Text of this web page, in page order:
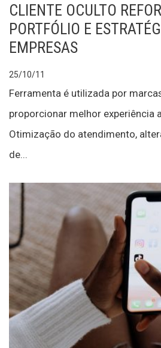
CLIENTE OCULTO
PORTFÓLIO E
EMPRESAS
25/10/11
Ferramenta é utilizada por
proporcionar melhor experiência
Otimização do atendimento,
de...